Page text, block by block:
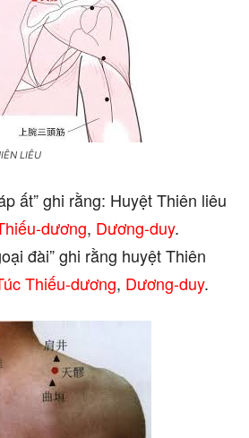
LIÊU
ất” ghi rằng: Huyệt Thiên liêu
dương, Dương-duy.
đài” ghi rằng huyệt Thiên
Thiếu-dương, Dương-duy.